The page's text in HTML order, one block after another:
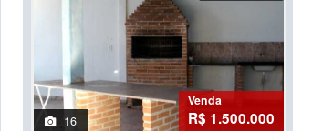
16
Venda
R$ 1.500.000